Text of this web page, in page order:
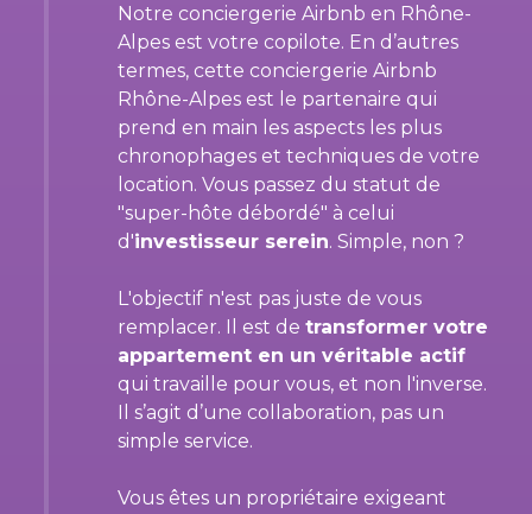
Notre conciergerie Airbnb en Rhône-
Alpes est votre copilote. En d’autres
termes, cette conciergerie Airbnb
Rhône-Alpes est le partenaire qui
prend en main les aspects les plus
chronophages et techniques de votre
location. Vous passez du statut de
"super-hôte débordé" à celui
d'investisseur serein. Simple, non ?
L'objectif n'est pas juste de vous
remplacer. Il est de transformer votre
appartement en un véritable actif
qui travaille pour vous, et non l'inverse.
Il s’agit d’une collaboration, pas un
simple service.
Vous êtes un propriétaire exigeant